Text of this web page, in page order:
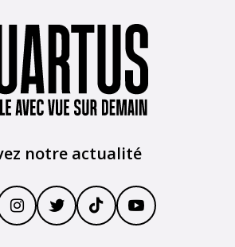
notre actualité